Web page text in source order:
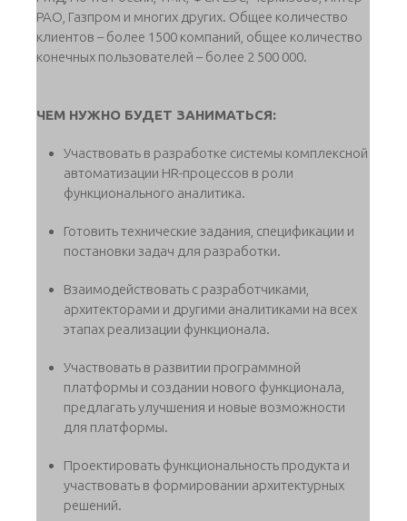
РАО, Газпром и многих других. Общее количество
клиентов – более 1500 компаний, общее количество
конечных пользователей – более 2 500 000.
ЧЕМ НУЖНО БУДЕТ ЗАНИМАТЬСЯ:
Участвовать в разработке системы комплексной
автоматизации HR-процессов в роли
функционального аналитика.
Готовить технические задания, спецификации и
постановки задач для разработки.
Взаимодействовать с разработчиками,
архитекторами и другими аналитиками на всех
этапах реализации функционала.
Участвовать в развитии программной
платформы и создании нового функционала,
предлагать улучшения и новые возможности
для платформы.
Проектировать функциональность продукта и
участвовать в формировании архитектурных
решений.